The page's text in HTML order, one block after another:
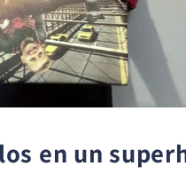
en un